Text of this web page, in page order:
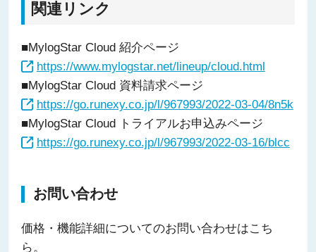
関連リンク
■MylogStar Cloud 紹介ページ
https://www.mylogstar.net/lineup/cloud.html
■MylogStar Cloud 資料請求ページ
https://go.runexy.co.jp/l/967993/2022-03-04/8n5k
■MylogStar Cloud トライアルお申込みページ
https://go.runexy.co.jp/l/967993/2022-03-16/blcc
お問い合わせ
価格・機能詳細についてのお問い合わせはこち
ら。